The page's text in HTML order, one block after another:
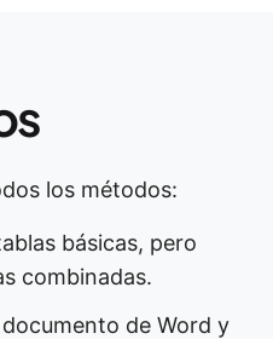
los métodos:
básicas, pero
combinadas.
de Word y